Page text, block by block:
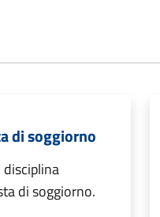
di soggiorno
di soggiorno.